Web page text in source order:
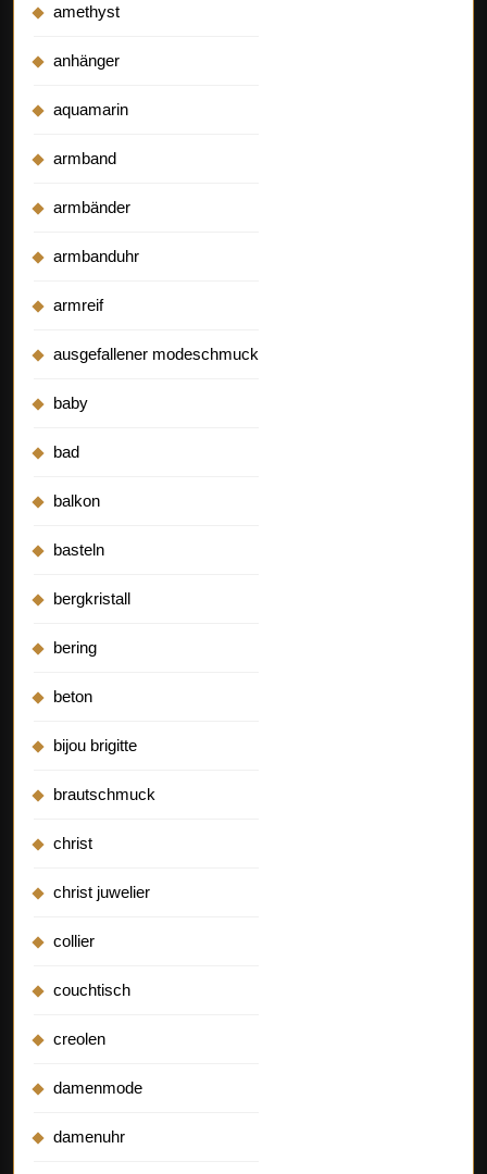
amethyst
anhänger
aquamarin
armband
armbänder
armbanduhr
armreif
ausgefallener modeschmuck
baby
bad
balkon
basteln
bergkristall
bering
beton
bijou brigitte
brautschmuck
christ
christ juwelier
collier
couchtisch
creolen
damenmode
damenuhr